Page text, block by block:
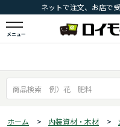
ネットで注文、お店で
メニュー
ホーム > 内装資材・木材 >